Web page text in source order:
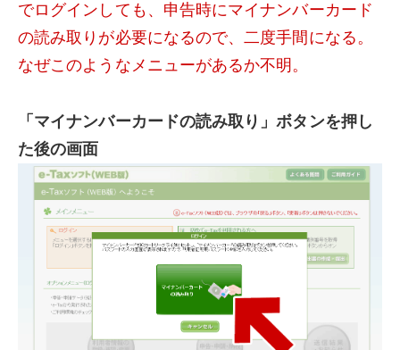
でログインしても、申告時にマイナンバーカード
の読み取りが必要になるので、二度手間になる。
なぜこのようなメニューがあるか不明。
「マイナンバーカードの読み取り」ボタンを押し
た後の画面